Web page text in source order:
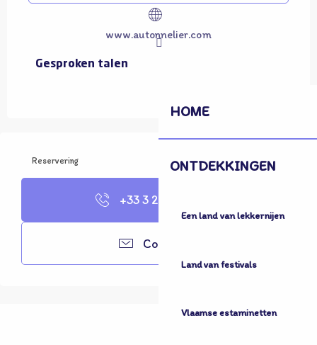
HOME
ONTDEKKINGEN
Een land van lekkernijen
Land van festivals
Vlaamse estaminetten
www.autonnelier.com
Gesproken talen
Gesproken talen
Reservering
+33 3 28 68 70
Contacter